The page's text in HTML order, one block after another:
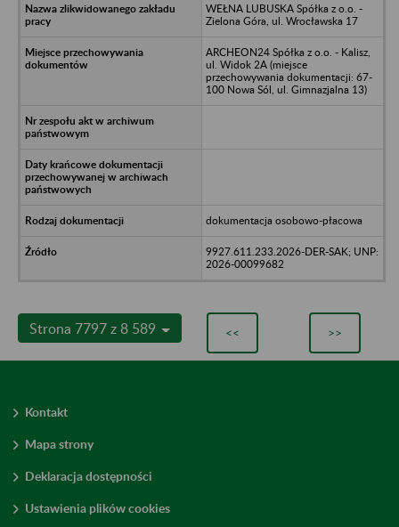
WEŁNA LUBUSKA Spółka z o.o. -
Zielona Góra, ul. Wrocławska 17
ARCHEON24 Spółka z o.o. - Kalisz,
ul. Widok 2A (miejsce
przechowywania dokumentacji: 67-
100 Nowa Sól, ul. Gimnazjalna 13)
dokumentacja osobowo-płacowa
9927.611.233.2026-DER-SAK; UNP:
2026-00099682
Strona 7797 z 8 589 << >>
Kontakt
Mapa strony
Deklaracja dostępności
Ustawienia plików cookies